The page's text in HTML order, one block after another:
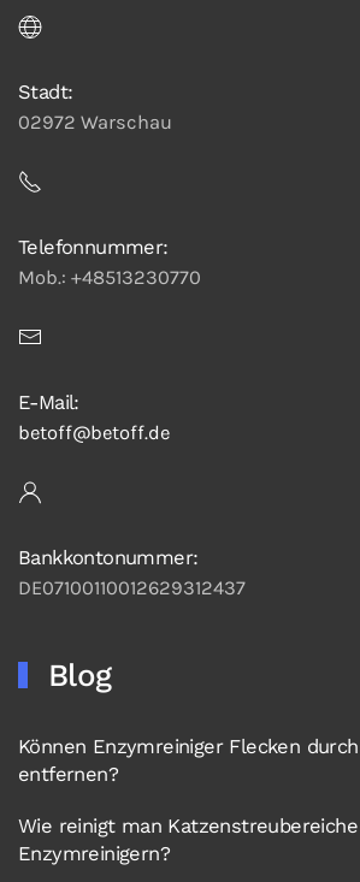
Stadt:
02972 Warschau
Telefonnummer:
Mob.: +48513230770
E-Mail:
betoff@betoff.de
Bankkontonummer:
DE07100110012629312437
Blog
Können Enzymreiniger Flecken
entfernen?
Wie reinigt man
Enzymreinigern?